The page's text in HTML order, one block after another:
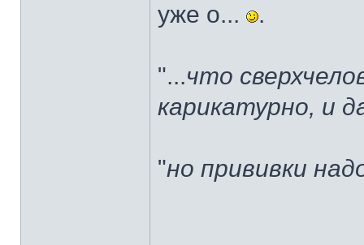
уже о...
.
"...что
карикатурно, и
"но прививки